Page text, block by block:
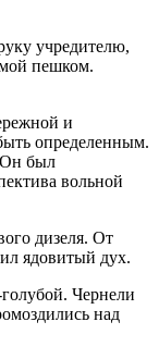
учредителю,
пешком.
и
определенным.
Он был
вольной
дизеля. От
ядовитый дух.
Чернели
над